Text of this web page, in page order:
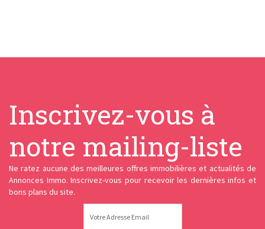
Inscrivez-vous à
notre mailing-liste
Ne ratez aucune des meilleures offres immobilières et actualités de
Annonces Immo. Inscrivez-vous pour recevoir les dernières infos et
bons plans du site.